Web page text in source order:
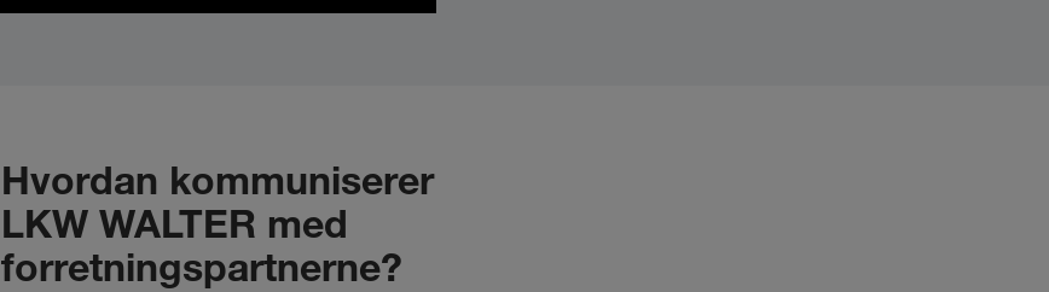
Hvordan kommuniserer
LKW WALTER med
forretningspartnerne?